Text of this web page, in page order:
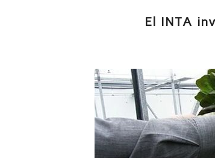
El INTA